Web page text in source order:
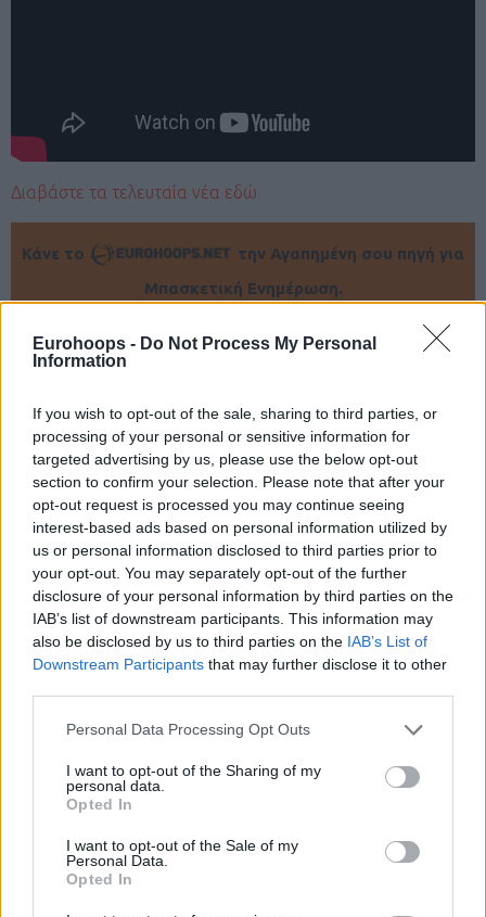
Eurohoops - Do Not Process My Personal
Information
If you wish to opt-out of the sale, sharing to third parties, or
processing of your personal or sensitive information for
targeted advertising by us, please use the below opt-out
section to confirm your selection. Please note that after your
opt-out request is processed you may continue seeing
interest-based ads based on personal information utilized by
us or personal information disclosed to third parties prior to
your opt-out. You may separately opt-out of the further
disclosure of your personal information by third parties on the
IAB’s list of downstream participants. This information may
also be disclosed by us to third parties on the IAB’s List of
Downstream Participants that may further disclose it to other
Please note that this website/app uses one or more Google
not limited to your visit or usage behaviour. You may click to
grant or deny consent to Google and its third-party tags to
use your data for below specified purposes in below Google
consent section.
Personal Data Processing Opt Outs
I want to opt-out of the Sharing of my
personal data.
Opted In
I want to opt-out of the Sale of my
Personal Data.
Opted In
Διαβάστε τα τελευταία νέα εδώ
Κάνε το
την Αγαπημένη σου πηγή για
Μπασκετική Ενημέρωση.